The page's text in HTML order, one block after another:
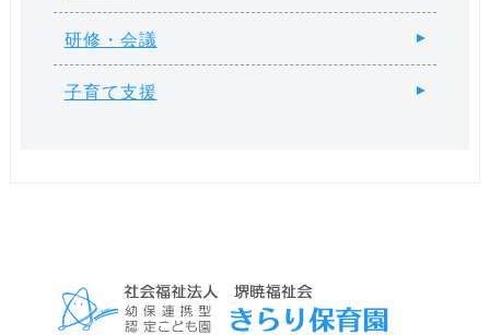
研修・会議
子育て支援